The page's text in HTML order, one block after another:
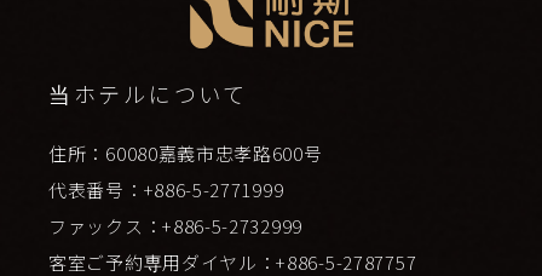
当ホテルについて
住所：60080嘉義市忠孝路600号
代表番号：+886-5-2771999
ファックス：+886-5-2732999
客室ご予約専用ダイヤル：+886-5-2787757